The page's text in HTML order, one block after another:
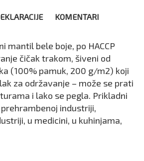
KOMENTARI
mantil bele boje, po HACCP
čičak trakom, šiveni od
(100% pamuk, 200 g/m2) koji
za održavanje – može se prati
i lako se pegla. Prikladni
industriji,
u medicini, u kuhinjama,